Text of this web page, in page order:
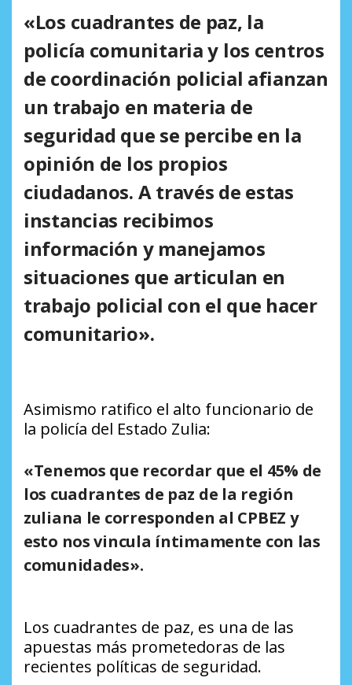
«Los cuadrantes de paz, la
policía comunitaria y los centros
de coordinación policial afianzan
un trabajo en materia de
seguridad que se percibe en la
opinión de los propios
ciudadanos. A través de estas
instancias recibimos
información y manejamos
situaciones que articulan en
trabajo policial con el que hacer
comunitario».
Asimismo ratifico el alto funcionario de
la policía del Estado Zulia:
«Tenemos que recordar que el 45% de
los cuadrantes de paz de la región
zuliana le corresponden al CPBEZ y
esto nos vincula íntimamente con las
comunidades».
Los cuadrantes de paz, es una de las
apuestas más prometedoras de las
recientes políticas de seguridad.